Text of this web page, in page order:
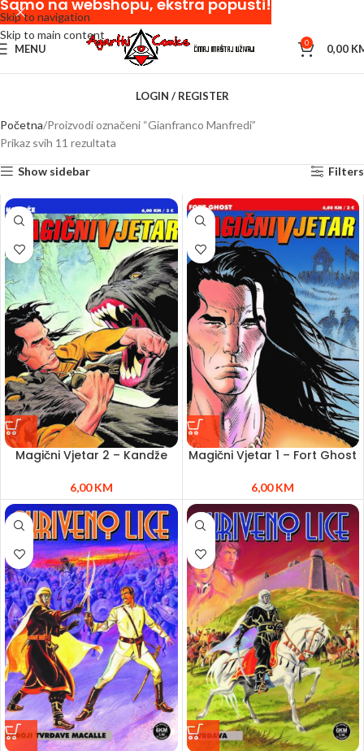
Skip to navigation
Skip to main content
MENU 0 0,00
LOGIN / REGISTER
Početna Proizvodi označeni “Gianfranco Manfredi”
Prikaz svih 11 rezultata
Show sidebar Filters
Magični Vjetar 2 – Kandže
6,00KM
Magični Vjetar 1 – Fort Ghost
6,00KM
Samo na webshopu, ekstra popusti!